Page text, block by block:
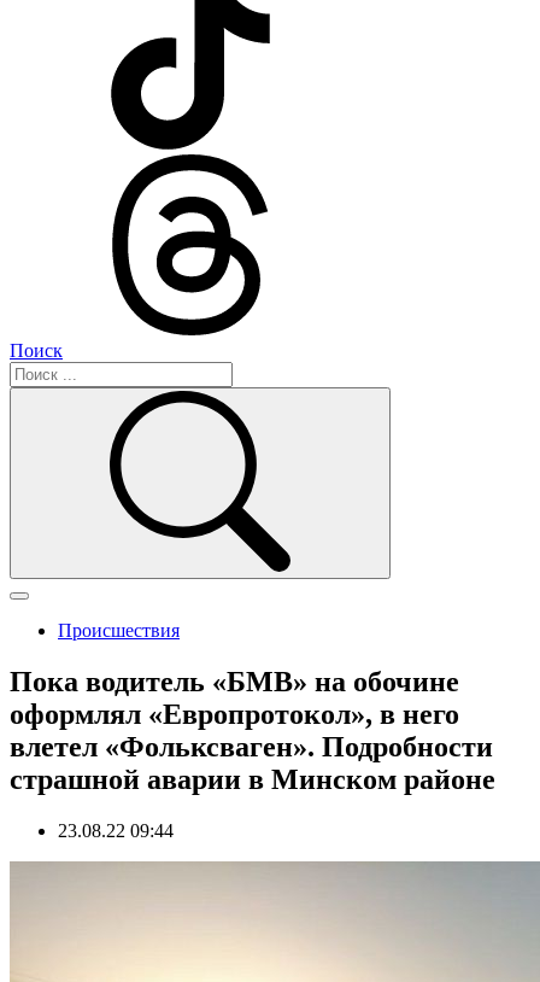
Поиск
Происшествия
Пока водитель «БМВ» на обочине
оформлял «Европротокол», в него
влетел «Фольксваген». Подробности
страшной аварии в Минском районе
23.08.22 09:44